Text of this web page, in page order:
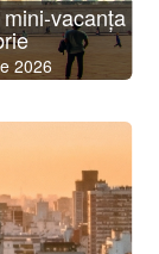
vacanța
2026